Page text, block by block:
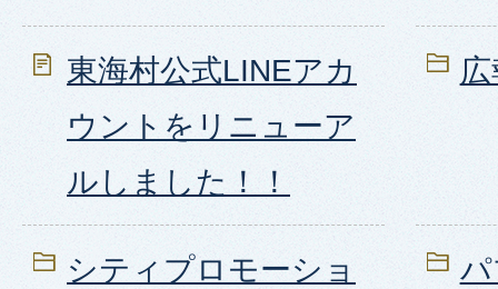
東海村公式LINEアカ
ウントをリニューア
ルしました！！
シティプロモーショ